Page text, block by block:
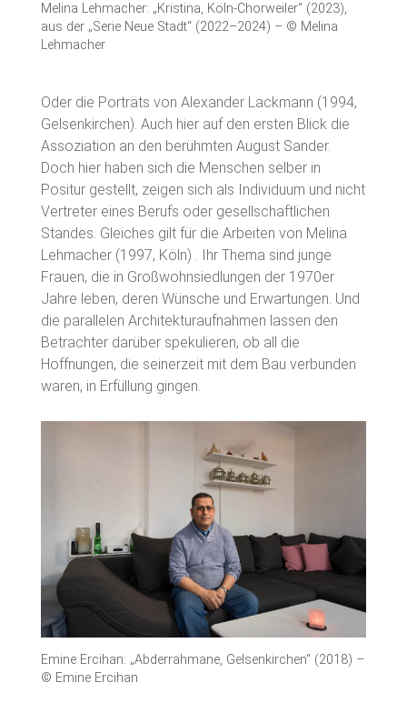
Melina Lehmacher: „Kristina, Köln-Chorweiler“ (2023),
aus der „Serie Neue Stadt“ (2022–2024) – © Melina
Lehmacher
Oder die Porträts von Alexander Lackmann (1994,
Gelsenkirchen). Auch hier auf den ersten Blick die
Assoziation an den berühmten August Sander.
Doch hier haben sich die Menschen selber in
Positur gestellt, zeigen sich als Individuum und nicht
Vertreter eines Berufs oder gesellschaftlichen
Standes. Gleiches gilt für die Arbeiten von Melina
Lehmacher (1997, Köln) . Ihr Thema sind junge
Frauen, die in Großwohnsiedlungen der 1970er
Jahre leben, deren Wünsche und Erwartungen. Und
die parallelen Architekturaufnahmen lassen den
Betrachter darüber spekulieren, ob all die
Hoffnungen, die seinerzeit mit dem Bau verbunden
waren, in Erfüllung gingen.
Emine Ercihan: „Abderrahmane, Gelsenkirchen“ (2018) –
© Emine Ercihan